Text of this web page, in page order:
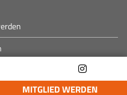
MITGLIED WERDEN